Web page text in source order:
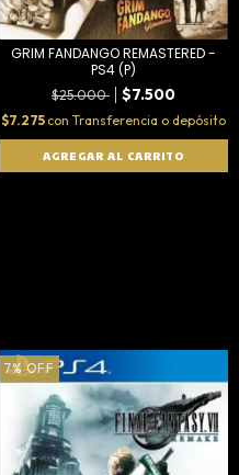
GRIM FANDANGO REMASTERED -
PS4 (P)
$25.000 $7.500
$7.275 con Transferencia o depósito
7% OFF